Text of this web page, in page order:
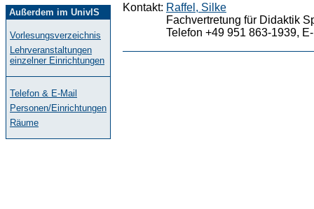
Außerdem im UnivIS
Vorlesungsverzeichnis
Lehrveranstaltungen
einzelner Einrichtungen
Telefon & E-Mail
Personen/Einrichtungen
Räume
Kontakt: Raffel, Silke
Fachvertretung für Didaktik
Telefon +49 951 863-1939,